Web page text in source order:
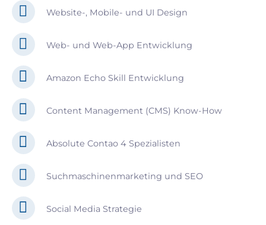
Website-, Mobile- und UI Design
Web- und Web-App Entwicklung
Amazon Echo Skill Entwicklung
Content Management (CMS) Know-How
Absolute Contao 4 Spezialisten
Suchmaschinenmarketing und SEO
Social Media Strategie